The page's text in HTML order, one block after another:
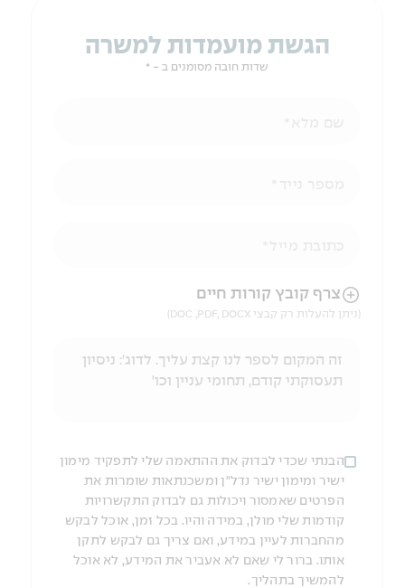
הגשת מועמדות למשרה
שדות חובה מסומנים ב - *
הניווט לאחר העלאת הקובץ באמצעות מקש ה-TAB
צרף קובץ קורות חיים
(ניתן להעלות רק קבצי DOC ,PDF, DOCX)
הבנתי שכדי לבדוק את ההתאמה שלי לתפקיד מימון
ישיר ומימון ישיר נדל"ן ומשכנתאות שומרות את
הפרטים שאמסור ויכולות גם לבדוק התקשרויות
קודמות שלי מולן, במידה והיו. בכל זמן, אוכל לבקש
מהחברות לעיין במידע, ואם צריך גם לבקש לתקן
אותו. ברור לי שאם לא אעביר את המידע, לא אוכל
להמשיך בתהליך.